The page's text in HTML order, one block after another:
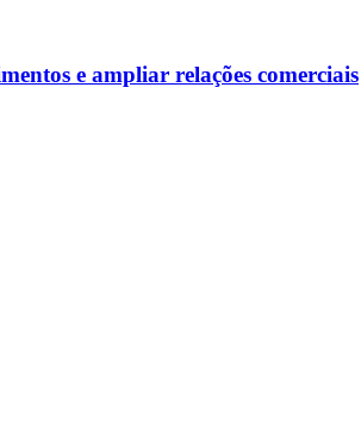
e ampliar relações comerciais